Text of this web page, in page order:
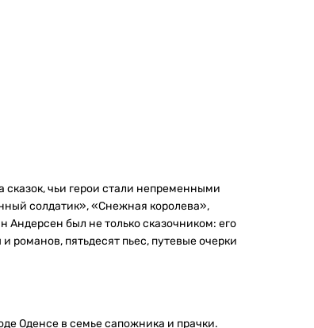
чьи герои стали непременными
солдатик», «Снежная королева»,
был не только сказочником: его
романов, пятьдесят пьес, путевые очерки
Оденсе в семье сапожника и прачки.